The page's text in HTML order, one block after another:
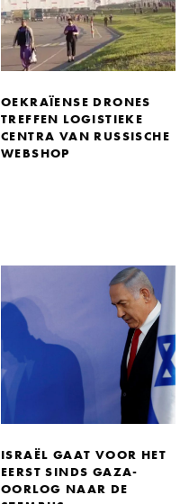
OEKRAÏENSE DRONES
TREFFEN LOGISTIEKE
CENTRA VAN RUSSISCHE
WEBSHOP
ISRAËL GAAT VOOR HET
EERST SINDS GAZA-
OORLOG NAAR DE